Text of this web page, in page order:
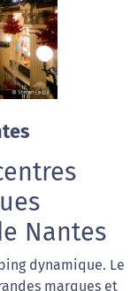
Nantes
dynamique. Le
marques et